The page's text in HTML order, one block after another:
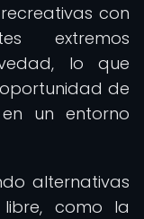
con
extremos
lo que
de
un entorno
alternativas
como la